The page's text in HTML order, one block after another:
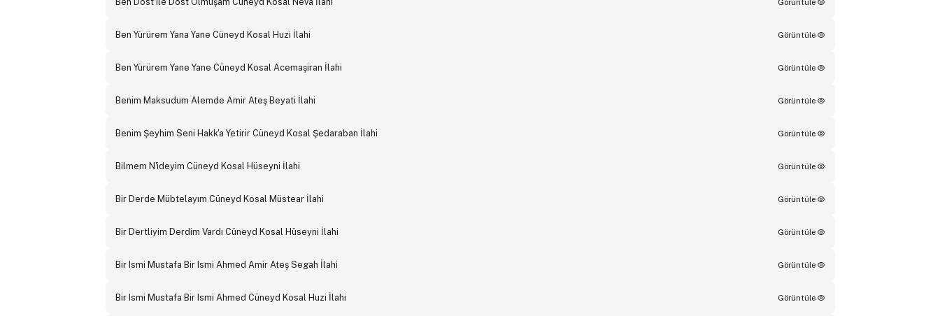
Ben Yürürem Yana Yane Cüneyd Kosal Huzi İlahi Görüntüle
Ben Yürürem Yane Yane Cüneyd Kosal Acemaşiran İlahi Görüntüle
Benim Maksudum Alemde Amir Ateş Beyati İlahi Görüntüle
Benim Şeyhim Seni Hakk'a Yetirir Cüneyd Kosal Şedaraban İlahi Görüntüle
Bilmem N'ideyim Cüneyd Kosal Hüseyni İlahi Görüntüle
Bir Derde Mübtelayım Cüneyd Kosal Müstear İlahi Görüntüle
Bir Dertliyim Derdim Vardı Cüneyd Kosal Hüseyni İlahi Görüntüle
Bir Ismi Mustafa Bir Ismi Ahmed Amir Ateş Segah İlahi Görüntüle
Bir Ismi Mustafa Bir Ismi Ahmed Cüneyd Kosal Huzi İlahi Görüntüle